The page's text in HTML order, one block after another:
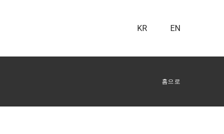
KR EN
홈으로